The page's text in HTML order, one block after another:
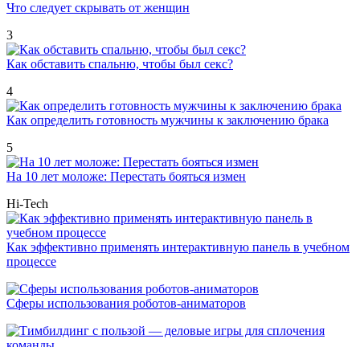
Что следует скрывать от женщин
3
Как обставить спальню, чтобы был секс?
4
Как определить готовность мужчины к заключению брака
5
На 10 лет моложе: Перестать бояться измен
Hi-Tech
Как эффективно применять интерактивную панель в учебном
процессе
Сферы использования роботов-аниматоров